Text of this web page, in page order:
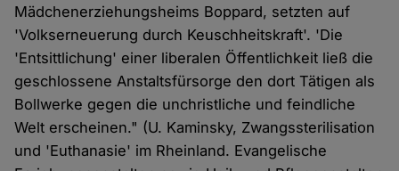
Mädchenerziehungsheims Boppard, setzten auf
'Volkserneuerung durch Keuschheitskraft'. 'Die
'Entsittlichung' einer liberalen Öffentlichkeit ließ die
geschlossene Anstaltsfürsorge den dort Tätigen als
Bollwerke gegen die unchristliche und feindliche
Welt erscheinen." (U. Kaminsky, Zwangssterilisation
und 'Euthanasie' im Rheinland. Evangelische